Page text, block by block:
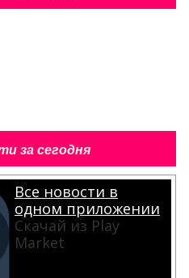
за сегодня
Все новости в
одном приложении
Скачай из Play
Market